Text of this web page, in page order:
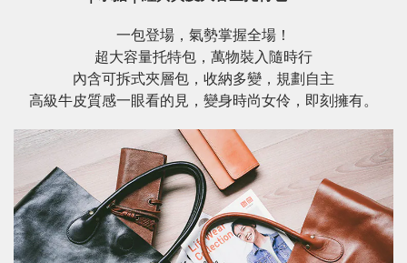
一包登場，氣勢掌握全場！
超大容量托特包，萬物裝入隨時行
內含可拆式夾層包，收納多變，規劃自主
高級牛皮質感一眼看的見，變身時尚女伶，即刻擁有。